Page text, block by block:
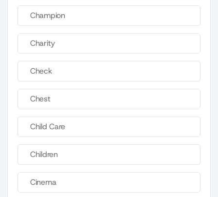
Champion
Charity
Check
Chest
Child Care
Children
Cinema